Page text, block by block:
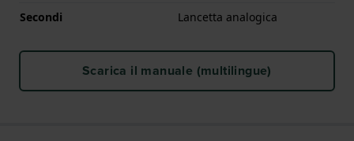
Secondi
Lancetta analogica
Scarica il manuale (multilingue)